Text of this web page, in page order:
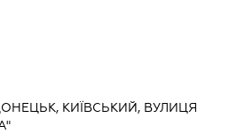
КИЇВСЬКИЙ, ВУЛИЦЯ